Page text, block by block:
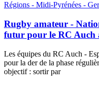
Régions - Midi-Pyrénées -
Rugby amateur -
futur pour le RC Auch
Les équipes du RC Auch -
pour la der de la phase
objectif : sortir par